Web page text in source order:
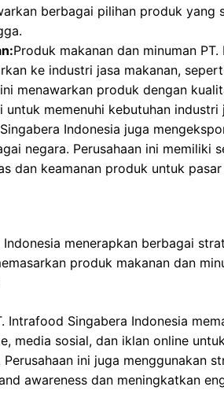
berbagai pilihan produk yang
Produk makanan dan minuman
ke industri jasa makanan,
menawarkan produk dengan
untuk memenuhi kebutuhan industri
Indonesia juga
negara. Perusahaan ini memiliki
dan keamanan produk untuk
menerapkan berbagai
produk makanan dan
Intrafood Singabera Indonesia
media sosial, dan iklan online
Perusahaan ini juga menggunakan
awareness dan meningkatkan